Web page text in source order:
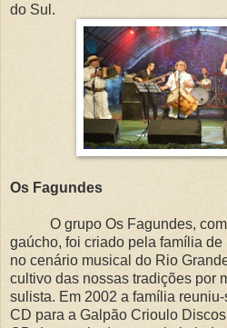
do Sul.
Os Fagundes
O grupo Os Fagundes, com
gaúcho, foi criado pela família
no cenário musical do Rio
cultivo das nossas tradições por
sulista. Em 2002 a família
CD para a Galpão Crioulo